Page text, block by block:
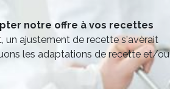
notre offre à vos recettes
un ajustement de recette s'avèrait
les adaptations de recette et/ou